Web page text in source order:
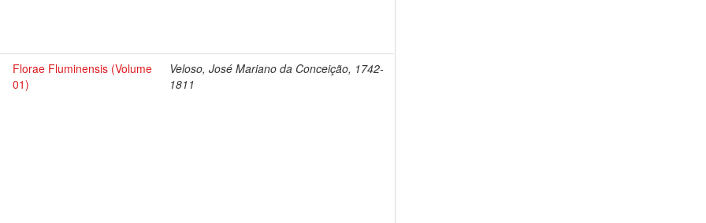
Florae Fluminensis (Volume
01)
Veloso, José Mariano da Conceição, 1742-
1811